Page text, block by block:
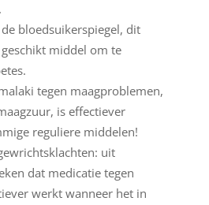
bloedsuikerspiegel, dit
middel om te
tegen maagproblemen,
is effectiever
reguliere middelen!
uit
dat medicatie tegen
werkt wanneer het in